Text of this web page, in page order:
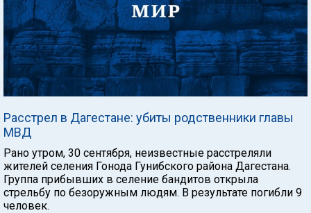
Расстрел в Дагестане: убиты родственники главы
МВД
Рано утром, 30 сентября, неизвестные расстреляли
жителей селения Гонода Гунибского района Дагестана.
Группа прибывших в селение бандитов открыла
стрельбу по безоружным людям. В результате погибли 9
человек.